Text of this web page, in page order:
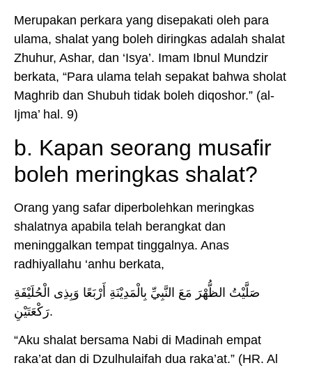
Merupakan perkara yang disepakati oleh para
ulama, shalat yang boleh diringkas adalah shalat
Zhuhur, Ashar, dan ‘Isya’. Imam Ibnul Mundzir
berkata, “Para ulama telah sepakat bahwa sholat
Maghrib dan Shubuh tidak boleh diqoshor.” (al-
Ijma’ hal. 9)
b. Kapan seorang musafir
boleh meringkas shalat?
Orang yang safar diperbolehkan meringkas
shalatnya apabila telah berangkat dan
meninggalkan tempat tinggalnya. Anas
radhiyallahu ‘anhu berkata,
صَلَّيْتُ الظُّهْرَ مَعَ النَّبِيِّ بِالْمَدِيْنَةِ أَرْبَعًا وَبِذِى الْحُلَيْفَةِ
رَكْعَتَيْنِ.
“Aku shalat bersama Nabi di Madinah empat
raka’at dan di Dzulhulaifah dua raka’at.” (HR. Al